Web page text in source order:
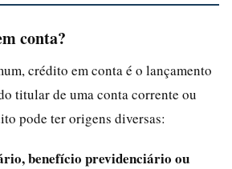
conta?
crédito em conta é o lançamento
titular de uma conta corrente ou
pode ter origens diversas:
benefício previdenciário ou